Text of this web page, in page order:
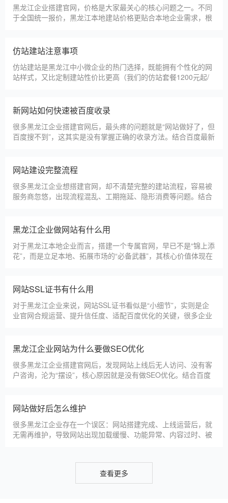
黑龙江企业搭建官网，价格是大家最关心的核心问题之一。不同
于全国统一报价，黑龙江本地建站价格更贴合本地企业需求，根
形消费，完全符合本地企业的预算需求。目前，我们针对黑龙江
本地企业，推出4类核心建站套餐
仿站建站注意事项
仿站建站是黑龙江中小微企业的热门选择，既能拥有个性化的网
站样式，又比定制建站性价比更高（我们的仿站套餐1200元起/
反而得不偿失。结合百度最新算法和本地企业的实际踩坑案例，
今天详细梳理仿站建站的核心注
新网站如何快速被百度收录
很多黑龙江企业搭建官网后，最头疼的问题就是“网站做好了，但
百度搜不到”，这其实是没有掌握正确的收录方法。结合百度最新
能操作。第一，完善网站基础信息，确保符合百度抓取规则。首
先，确认网站域名已
网站建设完整流程
很多黑龙江企业想搭建官网，却不清楚完整的建站流程，容易被
服务商忽悠，出现流程混乱、工期拖延、隐形消费等问题。结合
帮助黑龙江企业理清思路，顺利完成建站，避免踩坑。第一步，
需求沟通与方案确定。这是
黑龙江企业做网站有什么用
对于黑龙江本地企业而言，搭建一个专属官网，早已不是“锦上添
花”，而是立足本地、拓展市场的“必备武器”，其核心价值体现在
门店有营业时间限制，官网24小时在线，无论黑龙江本地客户是
白天咨询、深夜了解
网站SSL证书有什么用
对于黑龙江企业来说，网站SSL证书看似是“小细节”，实则是企
业官网合规运营、提升信任度、适配百度优化的关键，很多企业
天详细解读SSL证书的核心作用，帮助企业避开误区、正确使
用。首先，SSL证书最核心的
黑龙江企业网站为什么要做SEO优化
很多黑龙江企业搭建官网后，发现网站上线后无人访问、没有客
户咨询，沦为“摆设”，核心原因就是没有做SEO优化。结合百度
通过合理的优化，让网站获得更多本地精准流量，实现被动获
客，提升线上竞争力。首先，S
网站做好后怎么维护
很多黑龙江企业存在一个误区：网站搭建完成、上线运营后，就
无需再维护，导致网站出现加载缓慢、功能异常、内容过时、被
也是契合百度优化算法的关键，结合我们的建站套餐（所有套餐
查看更多